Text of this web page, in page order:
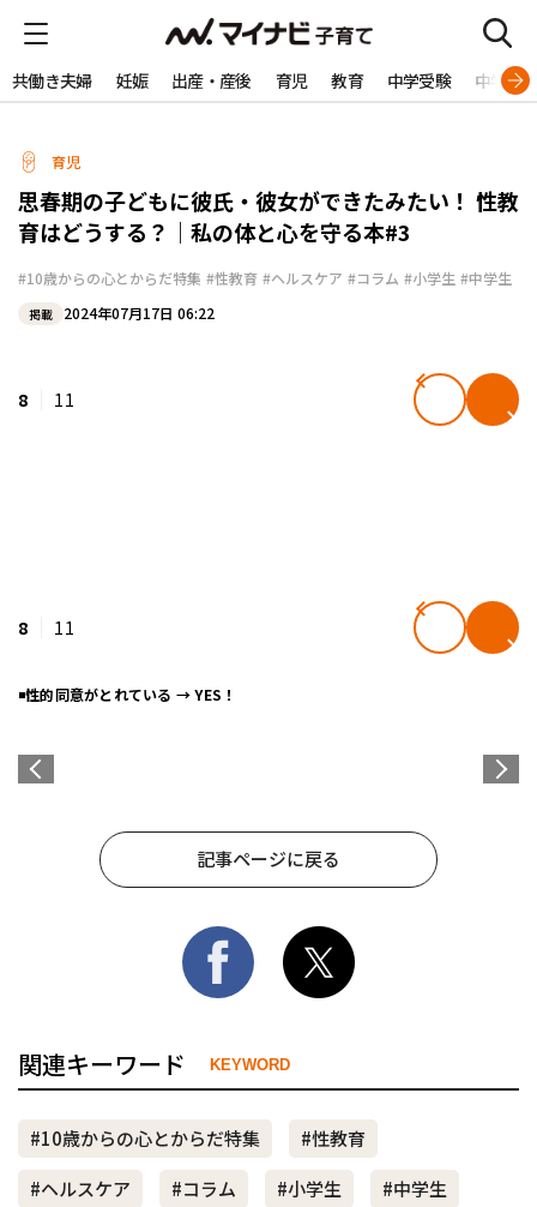
共働き夫婦 妊娠 出産・産後 育児 教育 中学受験 中学生
育児
思春期の子どもに彼氏・彼女ができたみたい！ 性教
育はどうする？｜私の体と心を守る本#3
#10歳からの心とからだ特集 #性教育 #ヘルスケア #コラム #小学生 #中学生
掲載 2024年07月17日 06:22
8 11
8 11
◾️性的同意がとれている → YES！
記事ページに戻る
関連キーワード KEYWORD
#10歳からの心とからだ特集
#性教育
#ヘルスケア
#コラム #小学生 #中学生